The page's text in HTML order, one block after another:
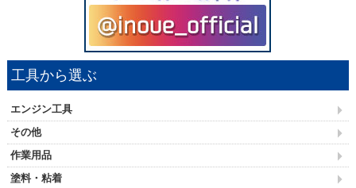
工具から選ぶ
エンジン工具
その他
作業用品
塗料・粘着